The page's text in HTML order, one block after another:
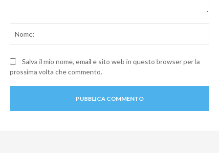
Salva il mio nome, email e sito web in questo browser per la
prossima volta che commento.